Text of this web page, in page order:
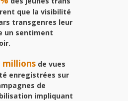
que la visibilité
transgenres leur
un sentiment
millionsde vues
enregistrées sur
de
impliquant